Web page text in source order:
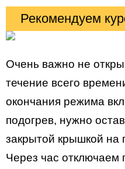
Рекомендуем
Очень важно не
течение всего
окончания режима
подогрев, нужно
закрытой крышкой на
Через час